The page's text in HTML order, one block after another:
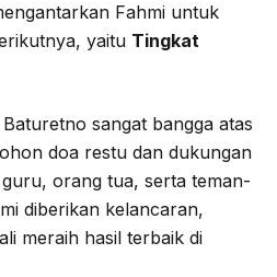
Fahmi untuk
yaitu Tingkat
sangat bangga atas
doa restu dan dukungan
orang tua, serta teman-
diberikan kelancaran,
meraih hasil terbaik di